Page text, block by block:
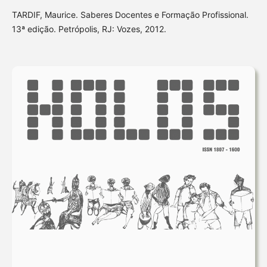
TARDIF, Maurice. Saberes Docentes e Formação Profissional.
13ª edição. Petrópolis, RJ: Vozes, 2012.